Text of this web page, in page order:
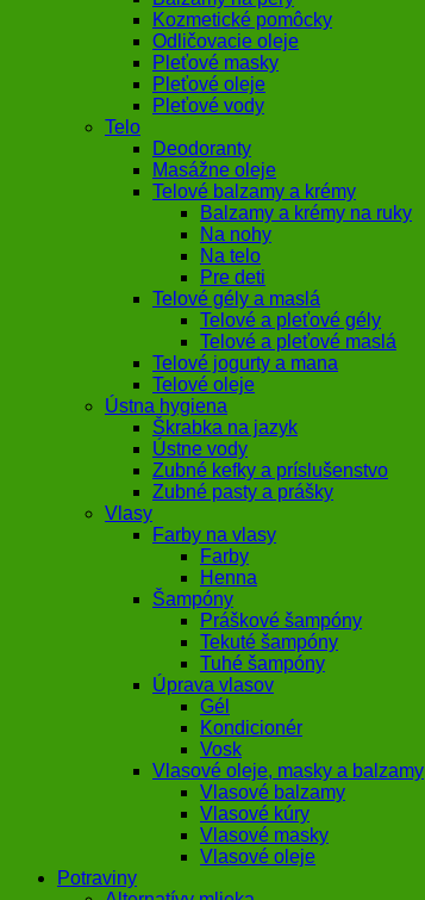
Kozmetické pomôcky
Odličovacie oleje
Pleťové masky
Pleťové oleje
Pleťové vody
Telo
Deodoranty
Masážne oleje
Telové balzamy a krémy
Balzamy a krémy na ruky
Na nohy
Na telo
Pre deti
Telové gély a maslá
Telové a pleťové gély
Telové a pleťové maslá
Telové jogurty a mana
Telové oleje
Ústna hygiena
Škrabka na jazyk
Ústne vody
Zubné kefky a príslušenstvo
Zubné pasty a prášky
Vlasy
Farby na vlasy
Farby
Henna
Šampóny
Práškové šampóny
Tekuté šampóny
Tuhé šampóny
Úprava vlasov
Gél
Kondicionér
Vosk
Vlasové oleje, masky a balzamy
Vlasové balzamy
Vlasové kúry
Vlasové masky
Vlasové oleje
Potraviny